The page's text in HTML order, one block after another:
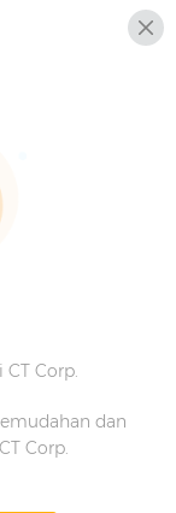
Corp.
dan
Corp.